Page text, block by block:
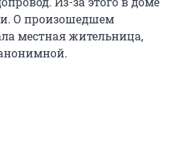
О произошедшем
местная жительница,